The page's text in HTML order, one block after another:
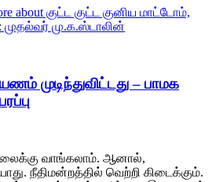
about குட்ட குட்ட குனிய மாட்டோம்,
முதல்வர் மு.க.ஸ்டாலின்
முடிந்துவிட்டது – பாமக
வாங்கலாம். ஆனால்,
நீதிமன்றத்தில் வெற்றி கிடைக்கும்.